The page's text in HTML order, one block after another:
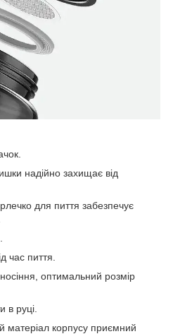
надійно захищає від
для пиття забезпечує
час пиття.
оптимальний розмір
в руці.
матеріал корпусу приємний